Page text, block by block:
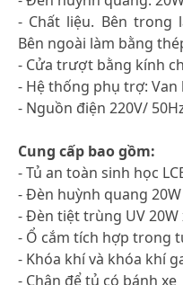
- Chất liệu. Bên trong
Bên ngoài làm bằng
- Cửa trượt bằng kính
- Hệ thống phụ trợ: Van
- Nguồn điện 220V/
Cung cấp bao gồm:
- Tủ an toàn sinh học
- Đèn huỳnh quang 20W
- Đèn tiệt trùng UV 20W
- Ổ cắm tích hợp trong
- Khóa khí và khóa khí
- Chân để tủ có bánh xe